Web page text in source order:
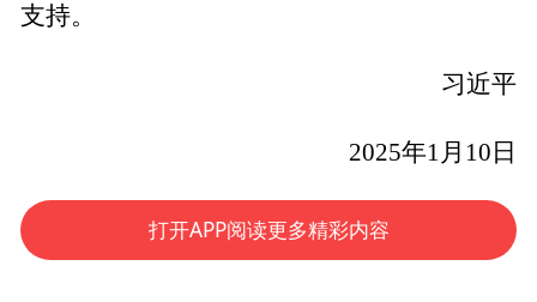
支持。
习近平
2025年1月10日
打开APP阅读更多精彩内容